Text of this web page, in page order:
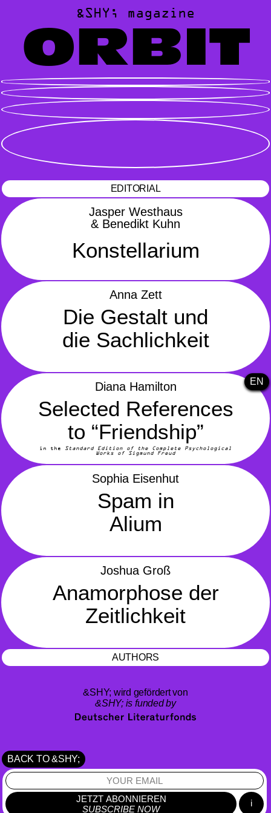
&SHY; magazine
ORBIT
EDITORIAL
Jasper Westhaus
& Benedikt Kuhn
Konstellarium
Anna Zett
Die Gestalt und
die Sachlichkeit
EN
Diana Hamilton
Selected References
to “Friendship”
in the
Standard Edition of the Complete Psychological
Works of Sigmund Freud
Sophia Eisenhut
Spam in
Alium
Joshua Groß
Anamorphose der
Zeitlichkeit
AUTHORS
&SHY; wird gefördert von
&SHY; is funded by
BACK TO &SHY;
JETZT ABONNIEREN
SUBSCRIBE NOW
i